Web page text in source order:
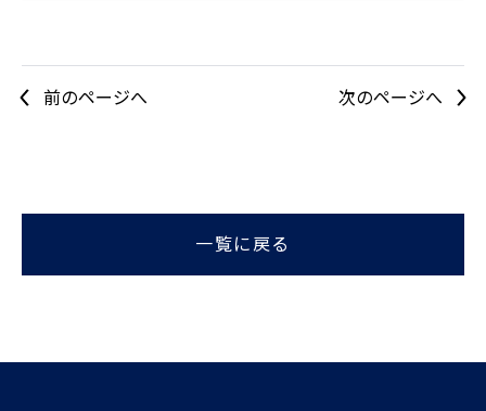
前のページへ 次のページへ
一覧に戻る